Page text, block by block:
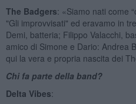
The Badgers: «Siamo nati come
"Gli improvvisati" ed eravamo in
Demi, batteria; Filippo Valacchi,
amico di Simone e Dario: Andrea
qui la vera e propria nascita dei
Chi fa parte della band?
Delta Vibes: